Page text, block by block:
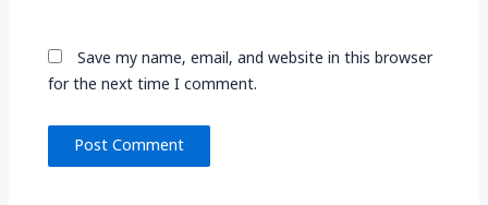
Save my name, email, and website in this browser
for the next time I comment.